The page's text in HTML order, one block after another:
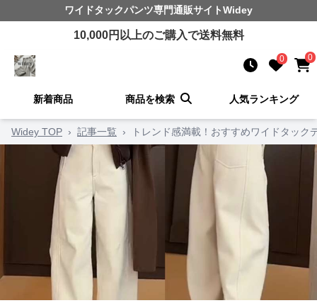
ワイドタックパンツ専門通販サイトWidey
10,000円以上のご購入で送料無料
0 0
新着商品 商品を検索 人気ランキング
Widey TOP › 記事一覧 › トレンド感満載！おすすめワイドタック